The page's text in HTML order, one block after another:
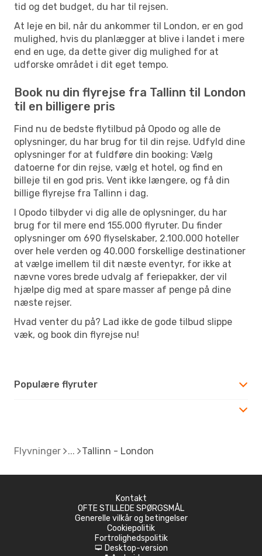
tid og det budget, du har til rejsen.
At leje en bil, når du ankommer til London, er en god
mulighed, hvis du planlægger at blive i landet i mere
end en uge, da dette giver dig mulighed for at
udforske området i dit eget tempo.
Book nu din flyrejse fra Tallinn til London
til en billigere pris
Find nu de bedste flytilbud på Opodo og alle de
oplysninger, du har brug for til din rejse. Udfyld dine
oplysninger for at fuldføre din booking: Vælg
datoerne for din rejse, vælg et hotel, og find en
billeje til en god pris. Vent ikke længere, og få din
billige flyrejse fra Tallinn i dag.
I Opodo tilbyder vi dig alle de oplysninger, du har
brug for til mere end 155.000 flyruter. Du finder
oplysninger om 690 flyselskaber, 2.100.000 hoteller
over hele verden og 40.000 forskellige destinationer
at vælge imellem til dit næste eventyr, for ikke at
nævne vores brede udvalg af feriepakker, der vil
hjælpe dig med at spare masser af penge på dine
næste rejser.
Hvad venter du på? Lad ikke de gode tilbud slippe
væk, og book din flyrejse nu!
Populære flyruter
Flyvninger Tallinn - London
Kontakt
OFTE STILLEDE SPØRGSMÅL
Generelle vilkår og betingelser
Cookiepolitik
Fortrolighedspolitik
d Desktop-version